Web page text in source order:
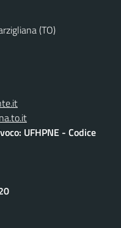
(TO)
UFHPNE - Codice